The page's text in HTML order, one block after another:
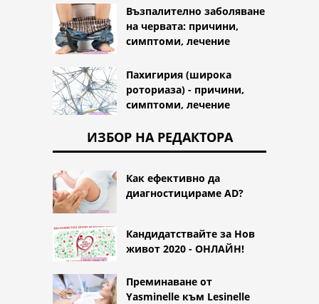
Възпалително заболяване
на червата: причини,
симптоми, лечение
Пахигирия (широка
роториаза) - причини,
симптоми, лечение
ИЗБОР НА РЕДАКТОРА
Как ефективно да
диагностицираме AD?
Кандидатствайте за Нов
живот 2020 - ОНЛАЙН!
Преминаване от
Yasminelle към Lesinelle